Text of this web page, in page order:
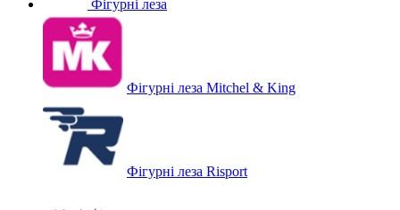
Фігурні леза
Фігурні леза Mitchel & King
Фігурні леза Risport